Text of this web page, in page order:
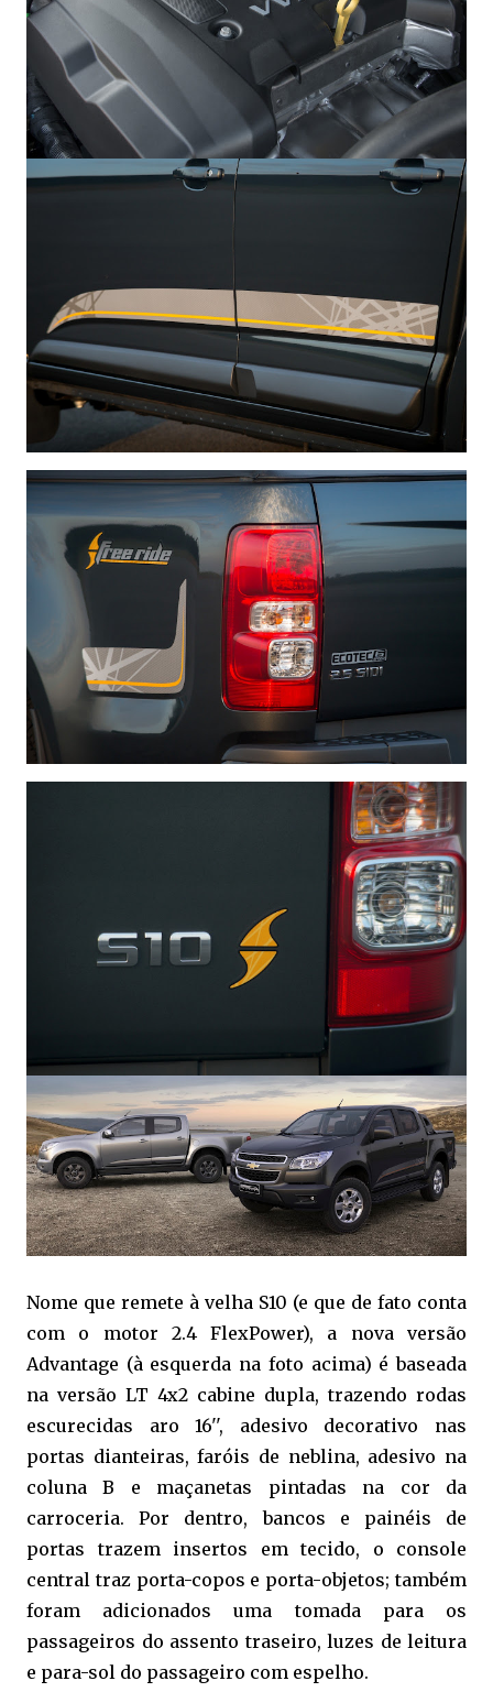
Nome que remete à velha S10 (e que de fato conta
com o motor 2.4 FlexPower), a nova versão
Advantage (à esquerda na foto acima) é baseada
na versão LT 4x2 cabine dupla, trazendo rodas
escurecidas aro 16'', adesivo decorativo nas
portas dianteiras, faróis de neblina, adesivo na
coluna B e maçanetas pintadas na cor da
carroceria. Por dentro, bancos e painéis de
portas trazem insertos em tecido, o console
central traz porta-copos e porta-objetos; também
foram adicionados uma tomada para os
passageiros do assento traseiro, luzes de leitura
e para-sol do passageiro com espelho.